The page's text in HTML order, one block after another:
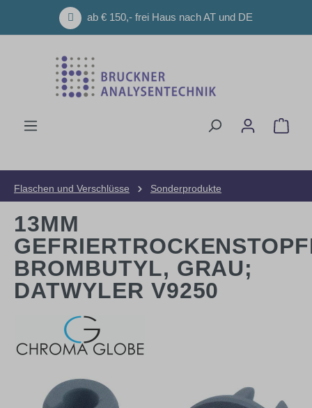
Zum Hauptinhalt springenab € 150,- frei Haus nach AT und DE
Flaschen und Verschlüsse Sonderprodukte
13MM
BROMBUTYL, GRAU;
DATWYLER V9250
Bildergalerie überspringen